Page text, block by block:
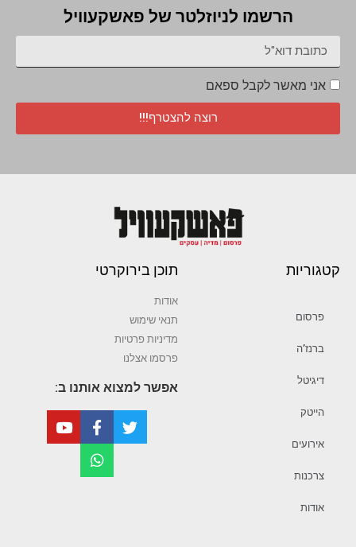
הרשמו לניוזלטר של פאשקעוויל
אני מאשר לקבל ספאם
רוצה להצטרף!!!
קטגוריות
פרסום
ברנז’ה
דיגיטל
הייטק
אירועים
צרכנות
אודות
תוכן בירוקרטי
אודות
תנאי שימוש
מדיניות פרטיות
פרסמו אצלנו
אפשר למצוא אותנו ב: